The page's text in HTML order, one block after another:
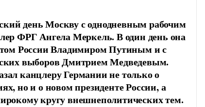
день Москву с однодневным рабочим
ФРГ Ангела Меркель. В один день она
России Владимиром Путиным и с
выборов Дмитрием Медведевым.
канцлеру Германии не только о
но и о новом президенте России, а
кругу внешнеполитических тем.